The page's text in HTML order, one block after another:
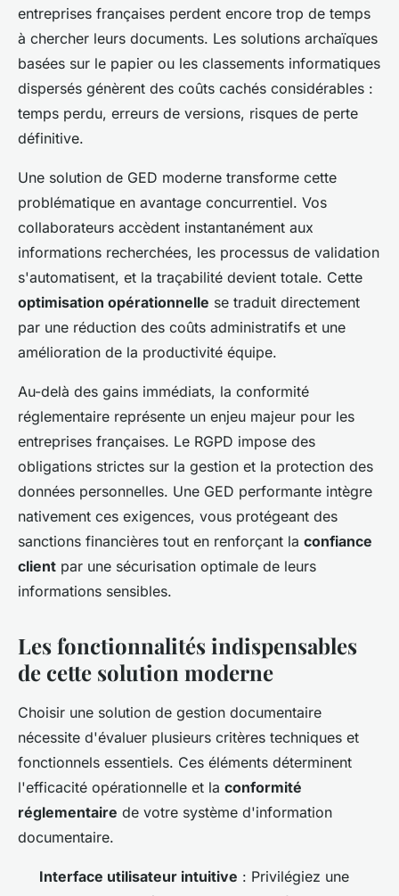
entreprises françaises perdent encore trop de temps
à chercher leurs documents. Les solutions archaïques
basées sur le papier ou les classements informatiques
dispersés génèrent des coûts cachés considérables :
temps perdu, erreurs de versions, risques de perte
définitive.
Une solution de GED moderne transforme cette
problématique en avantage concurrentiel. Vos
collaborateurs accèdent instantanément aux
informations recherchées, les processus de validation
s'automatisent, et la traçabilité devient totale. Cette
optimisation opérationnelle se traduit directement
par une réduction des coûts administratifs et une
amélioration de la productivité équipe.
Au-delà des gains immédiats, la conformité
réglementaire représente un enjeu majeur pour les
entreprises françaises. Le RGPD impose des
obligations strictes sur la gestion et la protection des
données personnelles. Une GED performante intègre
nativement ces exigences, vous protégeant des
sanctions financières tout en renforçant la confiance
client par une sécurisation optimale de leurs
informations sensibles.
Les fonctionnalités indispensables
de cette solution moderne
Choisir une solution de gestion documentaire
nécessite d'évaluer plusieurs critères techniques et
fonctionnels essentiels. Ces éléments déterminent
l'efficacité opérationnelle et la conformité
réglementaire de votre système d'information
documentaire.
Interface utilisateur intuitive : Privilégiez une